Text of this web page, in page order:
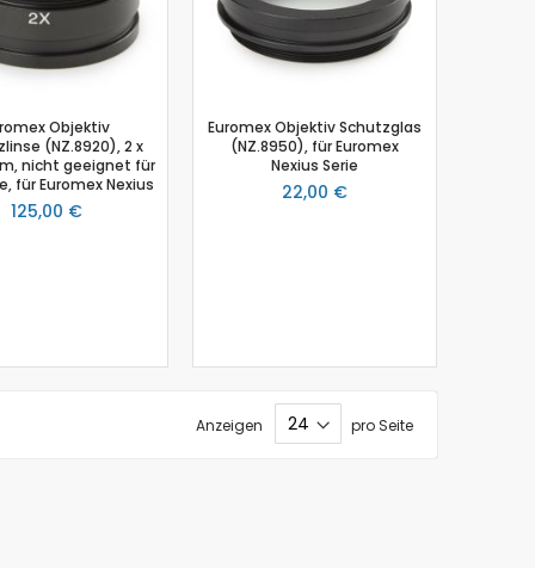
Objektiv
(NZ.8920), 2 x
nicht geeignet für
für Euromex Nexius
125,00 €
Euromex Objektiv Schutzglas
(NZ.8950), für Euromex
Nexius Serie
22,00 €
Anzeigen pro Seite